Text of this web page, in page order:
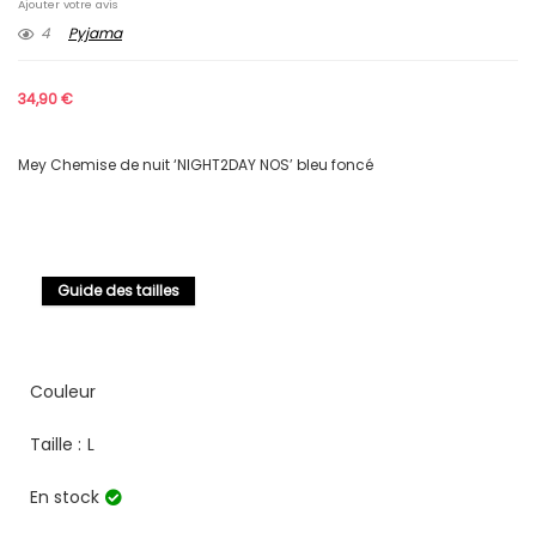
Ajouter votre avis
4 Pyjama
34,90€
Mey Chemise de nuit ‘NIGHT2DAY NOS’ bleu foncé
Guide des tailles
Couleur
Taille : L
En stock